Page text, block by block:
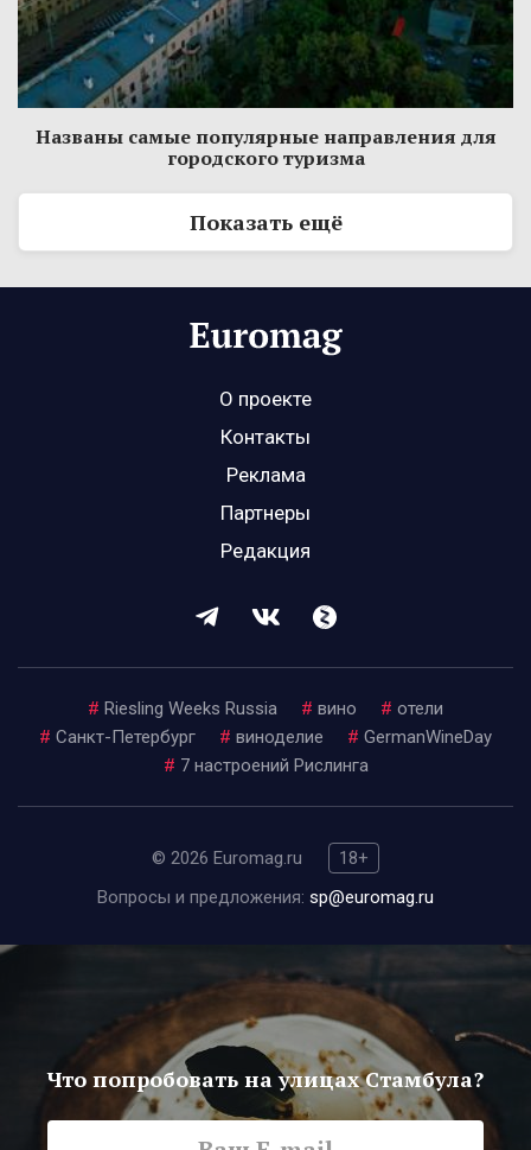
Названы самые популярные направления для
городского туризма
Показать ещё
О проекте
Контакты
Реклама
Партнеры
Редакция
# Riesling Weeks Russia # вино # отели
# Санкт-Петербург # виноделие # GermanWineDay
# 7 настроений Рислинга
© 2026 Euromag.ru
18+
Вопросы и предложения: sp@euromag.ru
Что попробовать на улицах Стамбула?